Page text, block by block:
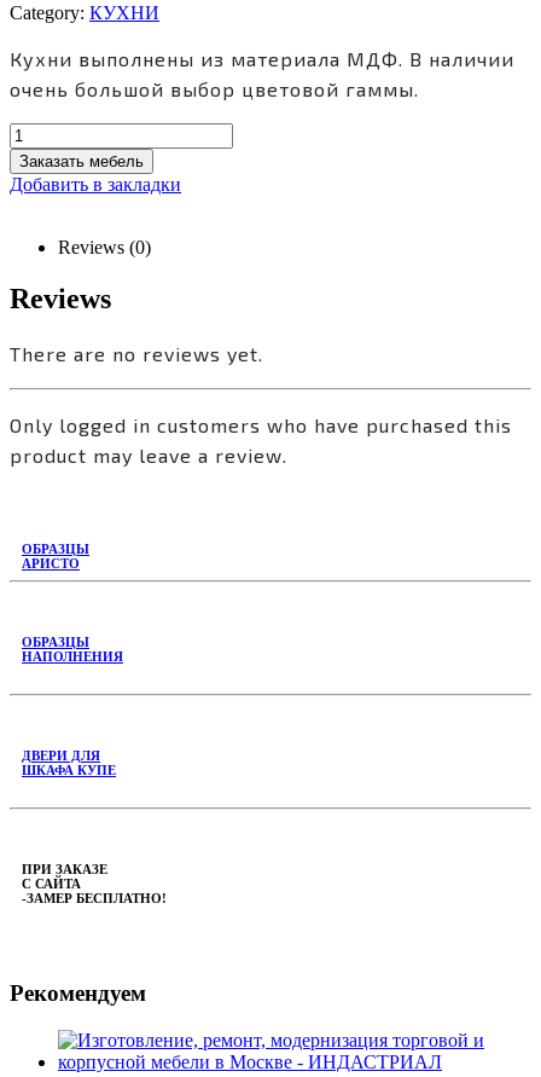
Category: КУХНИ
Кухни выполнены из материала МДФ. В наличии
очень большой выбор цветовой гаммы.
Заказать мебель
Добавить в закладки
Reviews (0)
Reviews
There are no reviews yet.
Only logged in customers who have purchased this
product may leave a review.
ОБРАЗЦЫ
АРИСТО
ОБРАЗЦЫ
НАПОЛНЕНИЯ
ДВЕРИ ДЛЯ
ШКАФА КУПЕ
ПРИ ЗАКАЗЕ
С САЙТА
-ЗАМЕР БЕСПЛАТНО!
Рекомендуем